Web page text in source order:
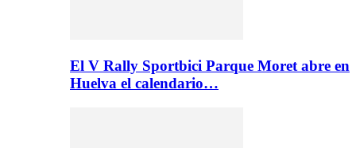
El V Rally Sportbici Parque Moret abre en
Huelva el calendario…